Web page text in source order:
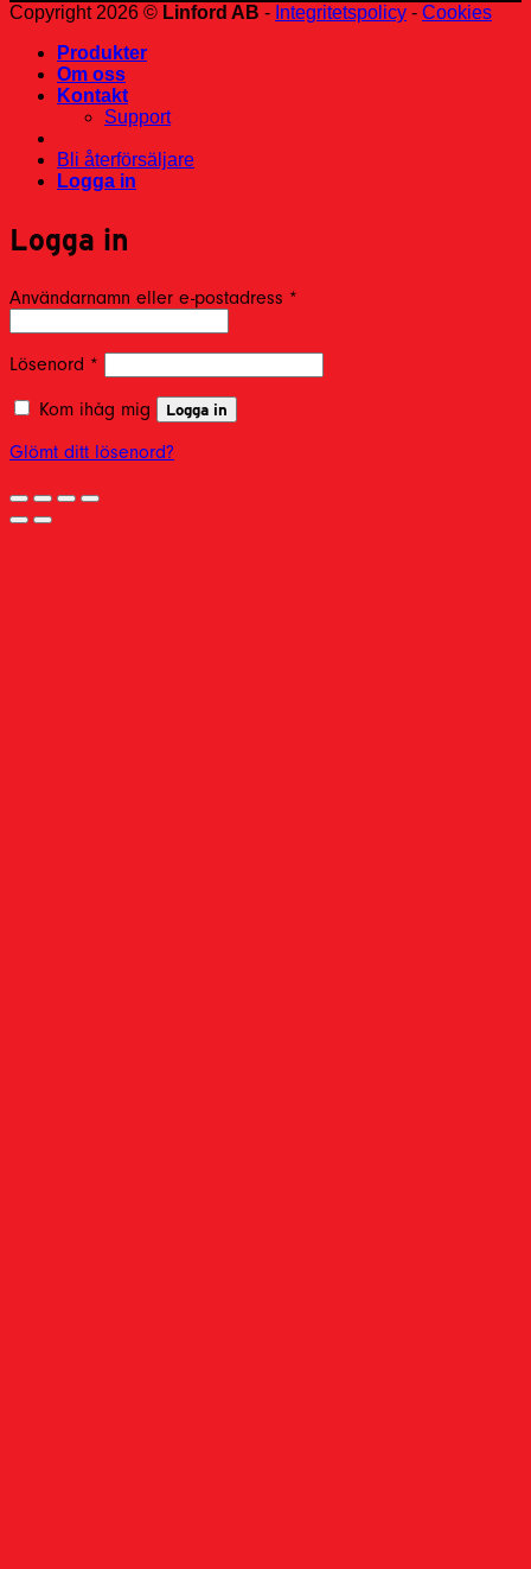
Copyright 2026 © Linford AB - Integritetspolicy - Cookies
Produkter
Om oss
Kontakt
Support
Bli återförsäljare
Logga in
Logga in
Användarnamn eller e-postadress *
Lösenord *
Kom ihåg mig Logga in
Glömt ditt lösenord?